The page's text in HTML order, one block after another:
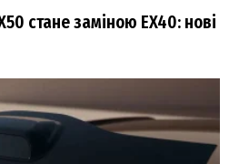
стане заміною EX40: нові